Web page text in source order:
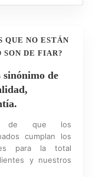
QUE NO ESTÁN
SON DE FIAR?
de
de que los
cumplan los
para la total
y nuestros